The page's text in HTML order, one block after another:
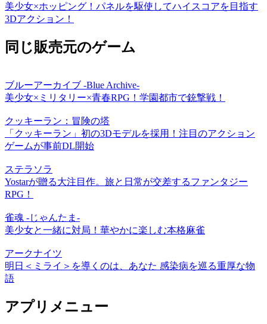
美少女×ホッピング！パネルを駆使してハイスコアを目指す
3Dアクション！
同じ販売元のゲーム
ブルーアーカイブ -Blue Archive-
美少女×ミリタリー×青春RPG！学園都市で銃撃戦！
クッキーラン：冒険の塔
「クッキーラン」初の3Dモデルを採用！注目のアクション
ゲームが事前DL開始
ステラソラ
Yostarが贈る大注目作。旅と日常が交差するファンタジー
RPG！
雀魂 -じゃんたま-
美少女と一緒に対局！華やかに楽しむ本格麻雀
アークナイツ
明日＜ミライ＞を導くのは、あなた 感染病を巡る重厚な物
語
アプリメニュー